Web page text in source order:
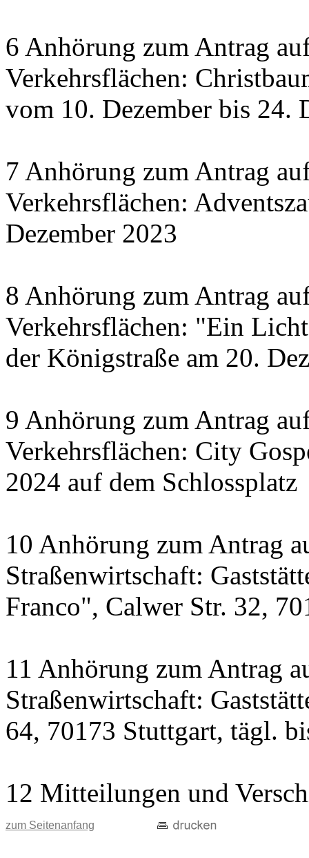
6 Anhörung zum Antrag
Verkehrsflächen:
vom 10. Dezember bis 24.
7 Anhörung zum Antrag
Verkehrsflächen:
Dezember 2023
8 Anhörung zum Antrag
Verkehrsflächen: "Ein
der Königstraße am 20.
9 Anhörung zum Antrag
Verkehrsflächen: City
2024 auf dem Schlossplatz
10 Anhörung zum Antrag
Straßenwirtschaft:
Franco", Calwer Str. 32,
11 Anhörung zum Antrag
Straßenwirtschaft:
64, 70173 Stuttgart, tägl.
12 Mitteilungen und
zum Seitenanfang